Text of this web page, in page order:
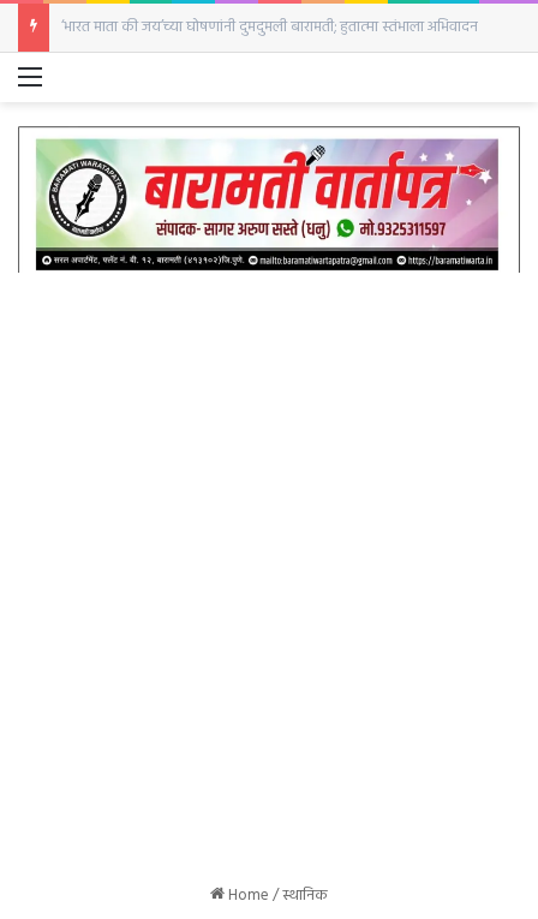
‘भारत माता की जय’च्या घोषणांनी दुमदुमली बारामती; हुतात्मा स्तंभाला अभिवादन
Menu
Home/स्थानिक